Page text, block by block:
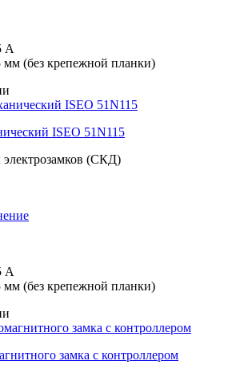
А
мм (без крепежной планки)
ISEO 51N115
(СКД)
А
мм (без крепежной планки)
замка с контроллером